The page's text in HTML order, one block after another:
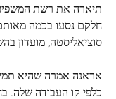
תיארה את רשת
חלקם נסעו בכמה
סוציאליסטה, מועדון
אראנה אמרה שהיא
כלפי קו העבודה שלה.